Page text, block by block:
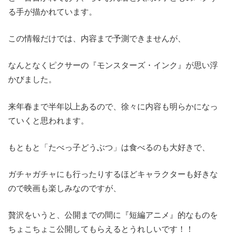
る手が描かれています。
この情報だけでは、内容まで予測できませんが、
なんとなくピクサーの『モンスターズ・インク』が思い浮
かびました。
来年春まで半年以上あるので、徐々に内容も明らかになっ
ていくと思われます。
もともと「たべっ子どうぶつ」は食べるのも大好きで、
ガチャガチャにも行ったりするほどキャラクターも好きな
ので映画も楽しみなのですが、
贅沢をいうと、公開までの間に『短編アニメ』的なものを
ちょこちょこ公開してもらえるとうれしいです！！